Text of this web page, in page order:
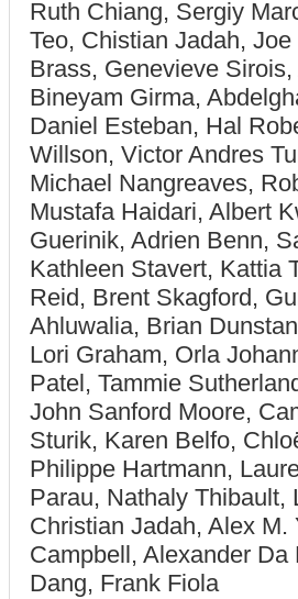
Ruth Chiang, Sergiy
Teo, Chistian Jadah,
Brass, Genevieve
Bineyam Girma,
Daniel Esteban, Hal
Willson, Victor Andres
Michael Nangreaves,
Mustafa Haidari, Albert
Guerinik, Adrien Benn,
Kathleen Stavert, Kattia
Reid, Brent Skagford,
Ahluwalia, Brian
Lori Graham, Orla
Patel, Tammie
John Sanford Moore,
Sturik, Karen Belfo,
Philippe Hartmann,
Parau, Nathaly Thibault,
Christian Jadah, Alex M.
Campbell, Alexander Da
Dang, Frank Fiola